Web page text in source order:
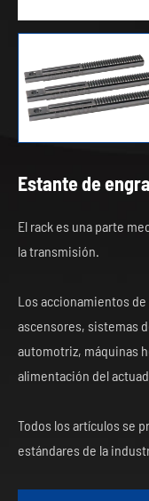
Estante de
El rack es una parte
la transmisión.
Los accionamientos
ascensores, sistemas
automotriz, máquinas
alimentación del
Todos los artículos se
estándares de la